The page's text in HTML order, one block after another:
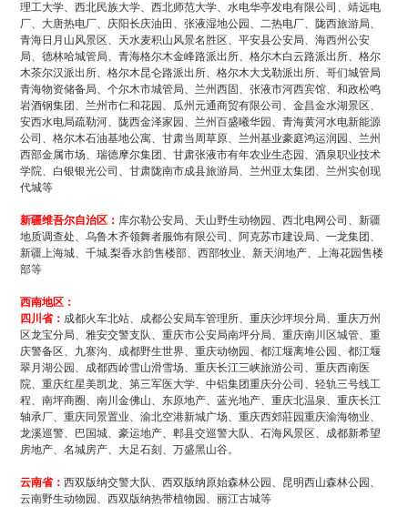
理工大学、西北民族大学、西北师范大学、水电华亭发电有限公司、靖远电
厂、大唐热电厂、庆阳长庆油田、张液湿地公园、二热电厂、陇西旅游局、
青海日月山风景区、天水麦积山风景名胜区、平安县公安局、海西州公安
局、德林哈城管局、青海格尔木金峰路派出所、格尔木白云路派出所、格尔
木茶尔汉派出所、格尔木昆仑路派出所、格尔木大戈勒派出所、哥们城管局
青海物资储备局、个尔木市城管局、兰州西固、张液市河西宾馆、和政松鸣
岩酒钢集团、兰州市仁和花园、瓜州元通商贸有限公司、金昌金水湖景区、
安西水电局疏勒河、陇西金泽家园、兰州百盛曦华园、青海黄河水电新能源
公司、格尔木石油基地公寓、甘肃当周草原、兰州基业豪庭鸿运润园、兰州
西部金属市场、瑞德摩尔集团、甘肃张液市有年农业生态园、酒泉职业技术
学院、白银银光公司、甘肃陇南市成县旅游局、兰州亚太集团、兰州实创现
代城等
新疆维吾尔自治区： 库尔勒公安局、天山野生动物园、西北电网公司、新疆
地质调查处、乌鲁木齐领舞者服饰有限公司、阿克苏市建设局、一龙集团、
新疆上海城、千城.梨香水韵售楼部、西部牧业、新天润地产、上海花园售楼
部等
西南地区：
四川省： 成都火车北站、成都公安局车管理所、重庆沙坪坝分局、重庆万州
区龙宝分局、雅安交警支队、重庆市公安局南坪分局、重庆南川区城管、重
庆警备区、九寨沟、成都野生世界、重庆动物园、都江堰离堆公园、都江堰
翠月湖公园、成都西岭雪山滑雪场、重庆长江三峡旅游公司、重庆西南医
院、重庆红星美凯龙、第三军医大学、中铝集团重庆分公司、轻轨三号线工
程、南坪商圈、南川金佛山、东原地产、蓝光地产、重庆北温泉、重庆长江
轴承厂、重庆同景置业、渝北空港新城广场、重庆西郊莊园重庆渝海物业、
龙溪巡警、巴国城、豪运地产、郫县交巡警大队、石海风景区、成都新希望
房地产、名城房产、大足石刻、万盛黑山谷。
云南省：西双版纳交警大队、西双版纳原始森林公园、昆明西山森林公园、
云南野生动物园、西双版纳热带植物园、丽江古城等